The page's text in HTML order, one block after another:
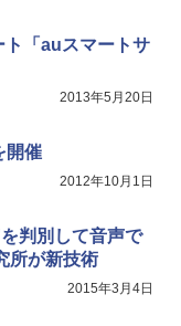
「auスマートサ
2013年5月20日
開催
2012年10月1日
判別して音声で
所が新技術
2015年3月4日